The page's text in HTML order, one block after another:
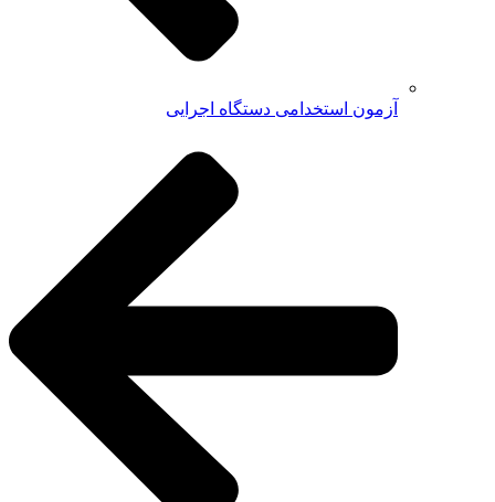
آزمون استخدامی دستگاه اجرایی